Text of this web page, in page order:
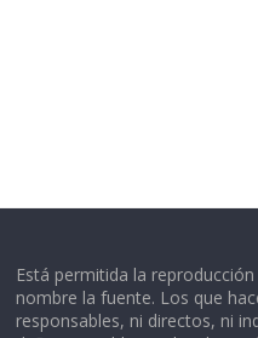
Está permitida la
nombre la fuente. Los que
responsables, ni directos, ni